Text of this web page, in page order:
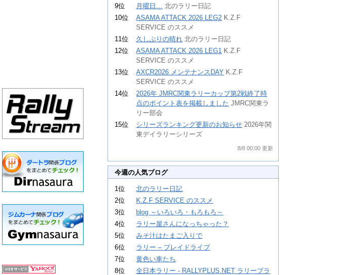
9位
月曜日…
北のラリー日記
10位
ASAMA ATTACK 2026 LEG2 K.Z.F
SERVICE のススメ
11位
久しぶりの晴れ 北のラリー日記
12位
ASAMA ATTACK 2026 LEG1 K.Z.F
SERVICE のススメ
13位
AXCR2026 メンテナンスDAY K.Z.F
SERVICE のススメ
14位
2026年 JMRC関東ラリーカップ第2戦終了時
点のポイント表を掲載しました JMRC関東ラ
リー部会
15位
シリーズランキング更新のお知らせ 2026年関
東デイラリーシリーズ
8/8 00:00 更新
今週の人気ブログ
1位
北のラリー日記
2位
K.Z.F SERVICE のススメ
3位
blog ～いろいろ・もろもろ～
4位
ラリー屋さんになっちゃった？
5位
みそ汁はたまご入りで
6位
ラリー – プレイドライブ
7位
黄色い車たち
8位
全日本ラリー - RALLYPLUS.NET ラリープラ